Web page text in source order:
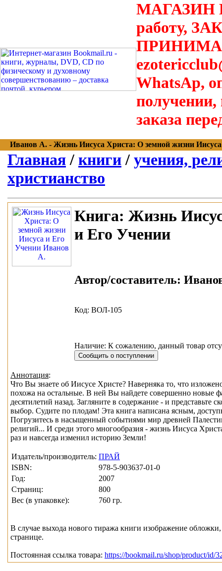
МАГАЗИН
работу,
WhatsAp,
получении,
заказа
Иванов А. - Жизнь Иисуса Христа: О земной жизни Иисуса
Главная / книги / учения,
христианство
Книга: Жизнь
и Его Учении
Автор/составитель:
Код: ВОЛ-105
Наличие: К сожалению, данный товар
Аннотация:
Что Вы знаете об Иисусе Христе? Наверняка то, что
похожа на остальные. В ней Вы найдете совершенно новые
десятилетий назад. Загляните в содержание - и
выбор. Судите по плодам! Эта книга написана ясным,
Погрузитесь в насыщенный событиями мир древней
религий... И среди этого многообразия - жизнь Иисуса
раз и навсегда изменил историю Земли!
Издатель/производитель: ПРАЙ
ISBN:
978-5-903637-01-0
Год:
2007
Страниц:
800
Вес (в упаковке):
760 гр.
В случае выхода нового тиража книги изображение
странице.
Постоянная ссылка товара: https://bookmail.ru/shop/product/id/